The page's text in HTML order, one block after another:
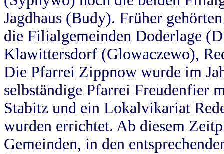
Jagdhaus (Budy). Früher
die Filialgemeinden Doderlage
Klawittersdorf (Glowaczewo),
Die Pfarrei Zippnow wurde im
selbständige Pfarrei Freudenfier
Stabitz und ein Lokalvikariat
wurden errichtet. Ab diesem
Gemeinden, in den